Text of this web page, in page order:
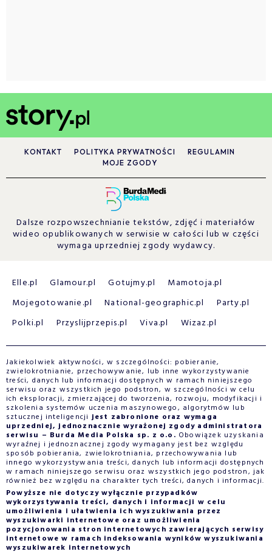
KONTAKT POLITYKA PRYWATNOŚCI
REGULAMIN
MOJE ZGODY
Dalsze rozpowszechnianie tekstów, zdjęć i materiałów
wideo opublikowanych w serwisie w całości lub w części
wymaga uprzedniej zgody wydawcy.
Elle.pl Glamour.pl Gotujmy.pl
Mamotoja.pl
Mojegotowanie.pl
National-geographic.pl
Party.pl
Polki.pl
Przyslijprzepis.pl Viva.pl Wizaz.pl
Jakiekolwiek aktywności, w szczególności: pobieranie,
zwielokrotnianie, przechowywanie, lub inne wykorzystywanie
treści, danych lub informacji dostępnych w ramach niniejszego
serwisu oraz wszystkich jego podstron, w szczególności w celu
ich eksploracji, zmierzającej do tworzenia, rozwoju, modyfikacji i
szkolenia systemów uczenia maszynowego, algorytmów lub
sztucznej inteligencjijest zabronione oraz wymaga
uprzedniej, jednoznacznie wyrażonej zgody administratora
serwisu – Burda Media Polska sp. z o.o. Obowiązek uzyskania
wyraźnej i jednoznacznej zgody wymagany jest bez względu
sposób pobierania, zwielokrotniania, przechowywania lub
innego wykorzystywania treści, danych lub informacji dostępnych
w ramach niniejszego serwisu oraz wszystkich jego podstron, jak
również bez względu na charakter tych treści, danych i informacji.
Powyższe nie dotyczy wyłącznie przypadków
wykorzystywania treści, danych i informacji w celu
umożliwienia i ułatwienia ich wyszukiwania przez
wyszukiwarki internetowe oraz umożliwienia
pozycjonowania stron internetowych zawierających serwisy
internetowe w ramach indeksowania wyników wyszukiwania
wyszukiwarek internetowych